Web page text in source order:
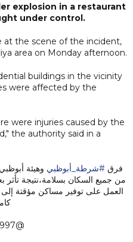
explosion in a restaurant
under control.
at the scene of the incident,
area on Monday afternoon.
buildings in the vicinity
were affected by the
were injuries caused by the
the authority said in a
فرق #شرطة_أبوظبي
من جميع السكان بسلامة،نتيجة تأثر
العمل على توفير مساكن مؤقتة إلى
@adcda997